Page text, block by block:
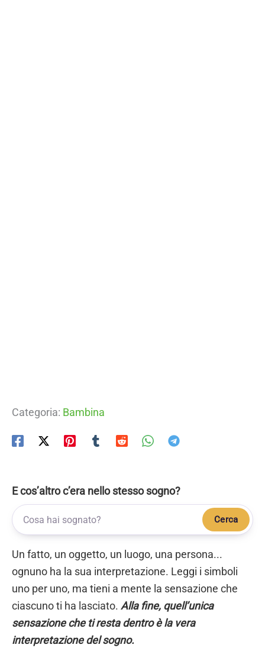
Categoria: Bambina
E cos’altro c’era nello stesso sogno?
Cerca
Un fatto, un oggetto, un luogo, una persona...
ognuno ha la sua interpretazione. Leggi i simboli
uno per uno, ma tieni a mente la sensazione che
ciascuno ti ha lasciato. Alla fine, quell’unica
sensazione che ti resta dentro è la vera
interpretazione del sogno.